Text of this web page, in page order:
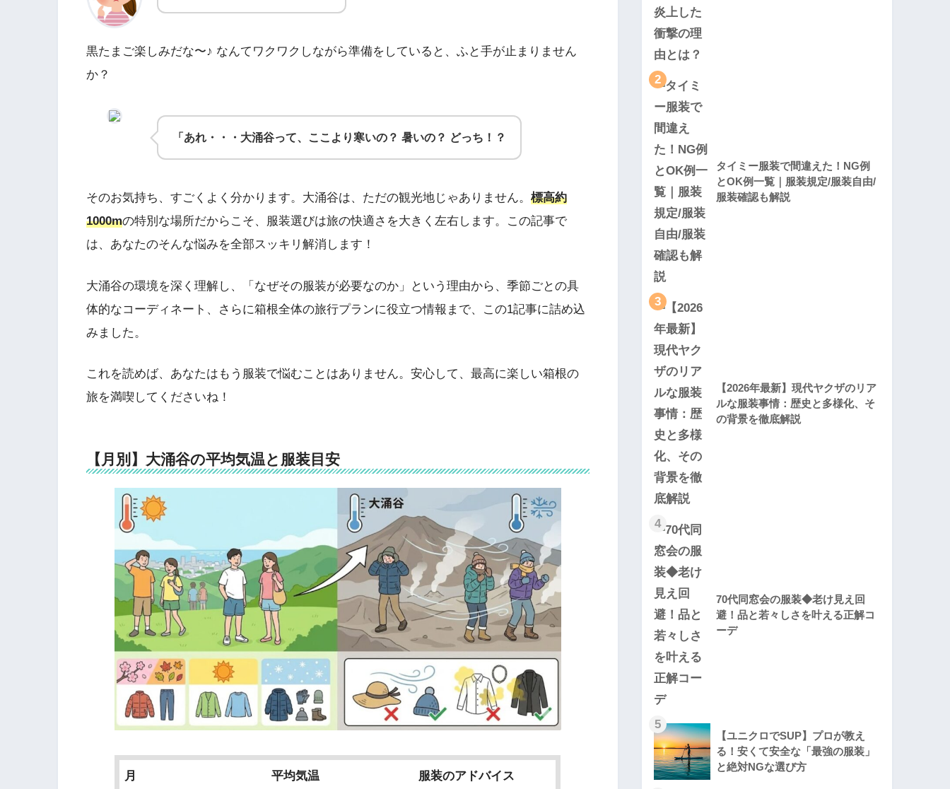
黒たまご楽しみだな〜♪ なんてワクワクしながら準備をしていると、ふと手が止まりません
か？
「あれ・・・大涌谷って、ここより寒いの？ 暑いの？ どっち！？
そのお気持ち、すごくよく分かります。大涌谷は、ただの観光地じゃありません。 標高約
1000mの特別な場所だからこそ、服装選びは旅の快適さを大きく左右します。この記事で
は、あなたのそんな悩みを全部スッキリ解消します！
大涌谷の環境を深く理解し、「なぜその服装が必要なのか」という理由から、季節ごとの具
体的なコーディネート、さらに箱根全体の旅行プランに役立つ情報まで、この1記事に詰め込
みました。
これを読めば、あなたはもう服装で悩むことはありません。安心して、最高に楽しい箱根の
旅を満喫してくださいね！
【月別】大涌谷の平均気温と服装目安
月 平均気温 服装のアドバイス
2
タイミー服装で間違えた！NG例
とOK例一覧｜服装規定/服装自由/
服装確認も解説
3
【2026年最新】現代ヤクザのリア
ルな服装事情：歴史と多様化、そ
の背景を徹底解説
4
70代同窓会の服装◆老け見え回
避！品と若々しさを叶える正解コ
ーデ
5
【ユニクロでSUP】プロが教え
る！安くて安全な「最強の服装」
と絶対NGな選び方